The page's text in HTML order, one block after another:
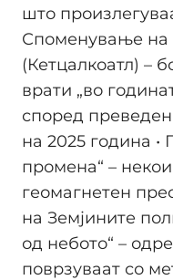
што
Споменување на
(Кетцалкоатл) –
врати „во
според
на 2025 година •
промена“ –
геомагнетен
на Земјините
од небото“ –
поврзуваат со